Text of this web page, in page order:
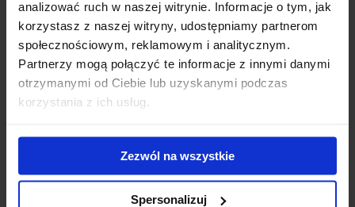
analizować ruch w naszej witrynie. Informacje o tym, jak
korzystasz z naszej witryny, udostępniamy partnerom
społecznościowym, reklamowym i analitycznym.
Partnerzy mogą połączyć te informacje z innymi danymi
otrzymanymi od Ciebie lub uzyskanymi podczas
korzystania z ich usług.
Zezwól na wszystkie
Spersonalizuj